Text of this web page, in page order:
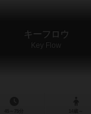
キーフロウ
Key Flow